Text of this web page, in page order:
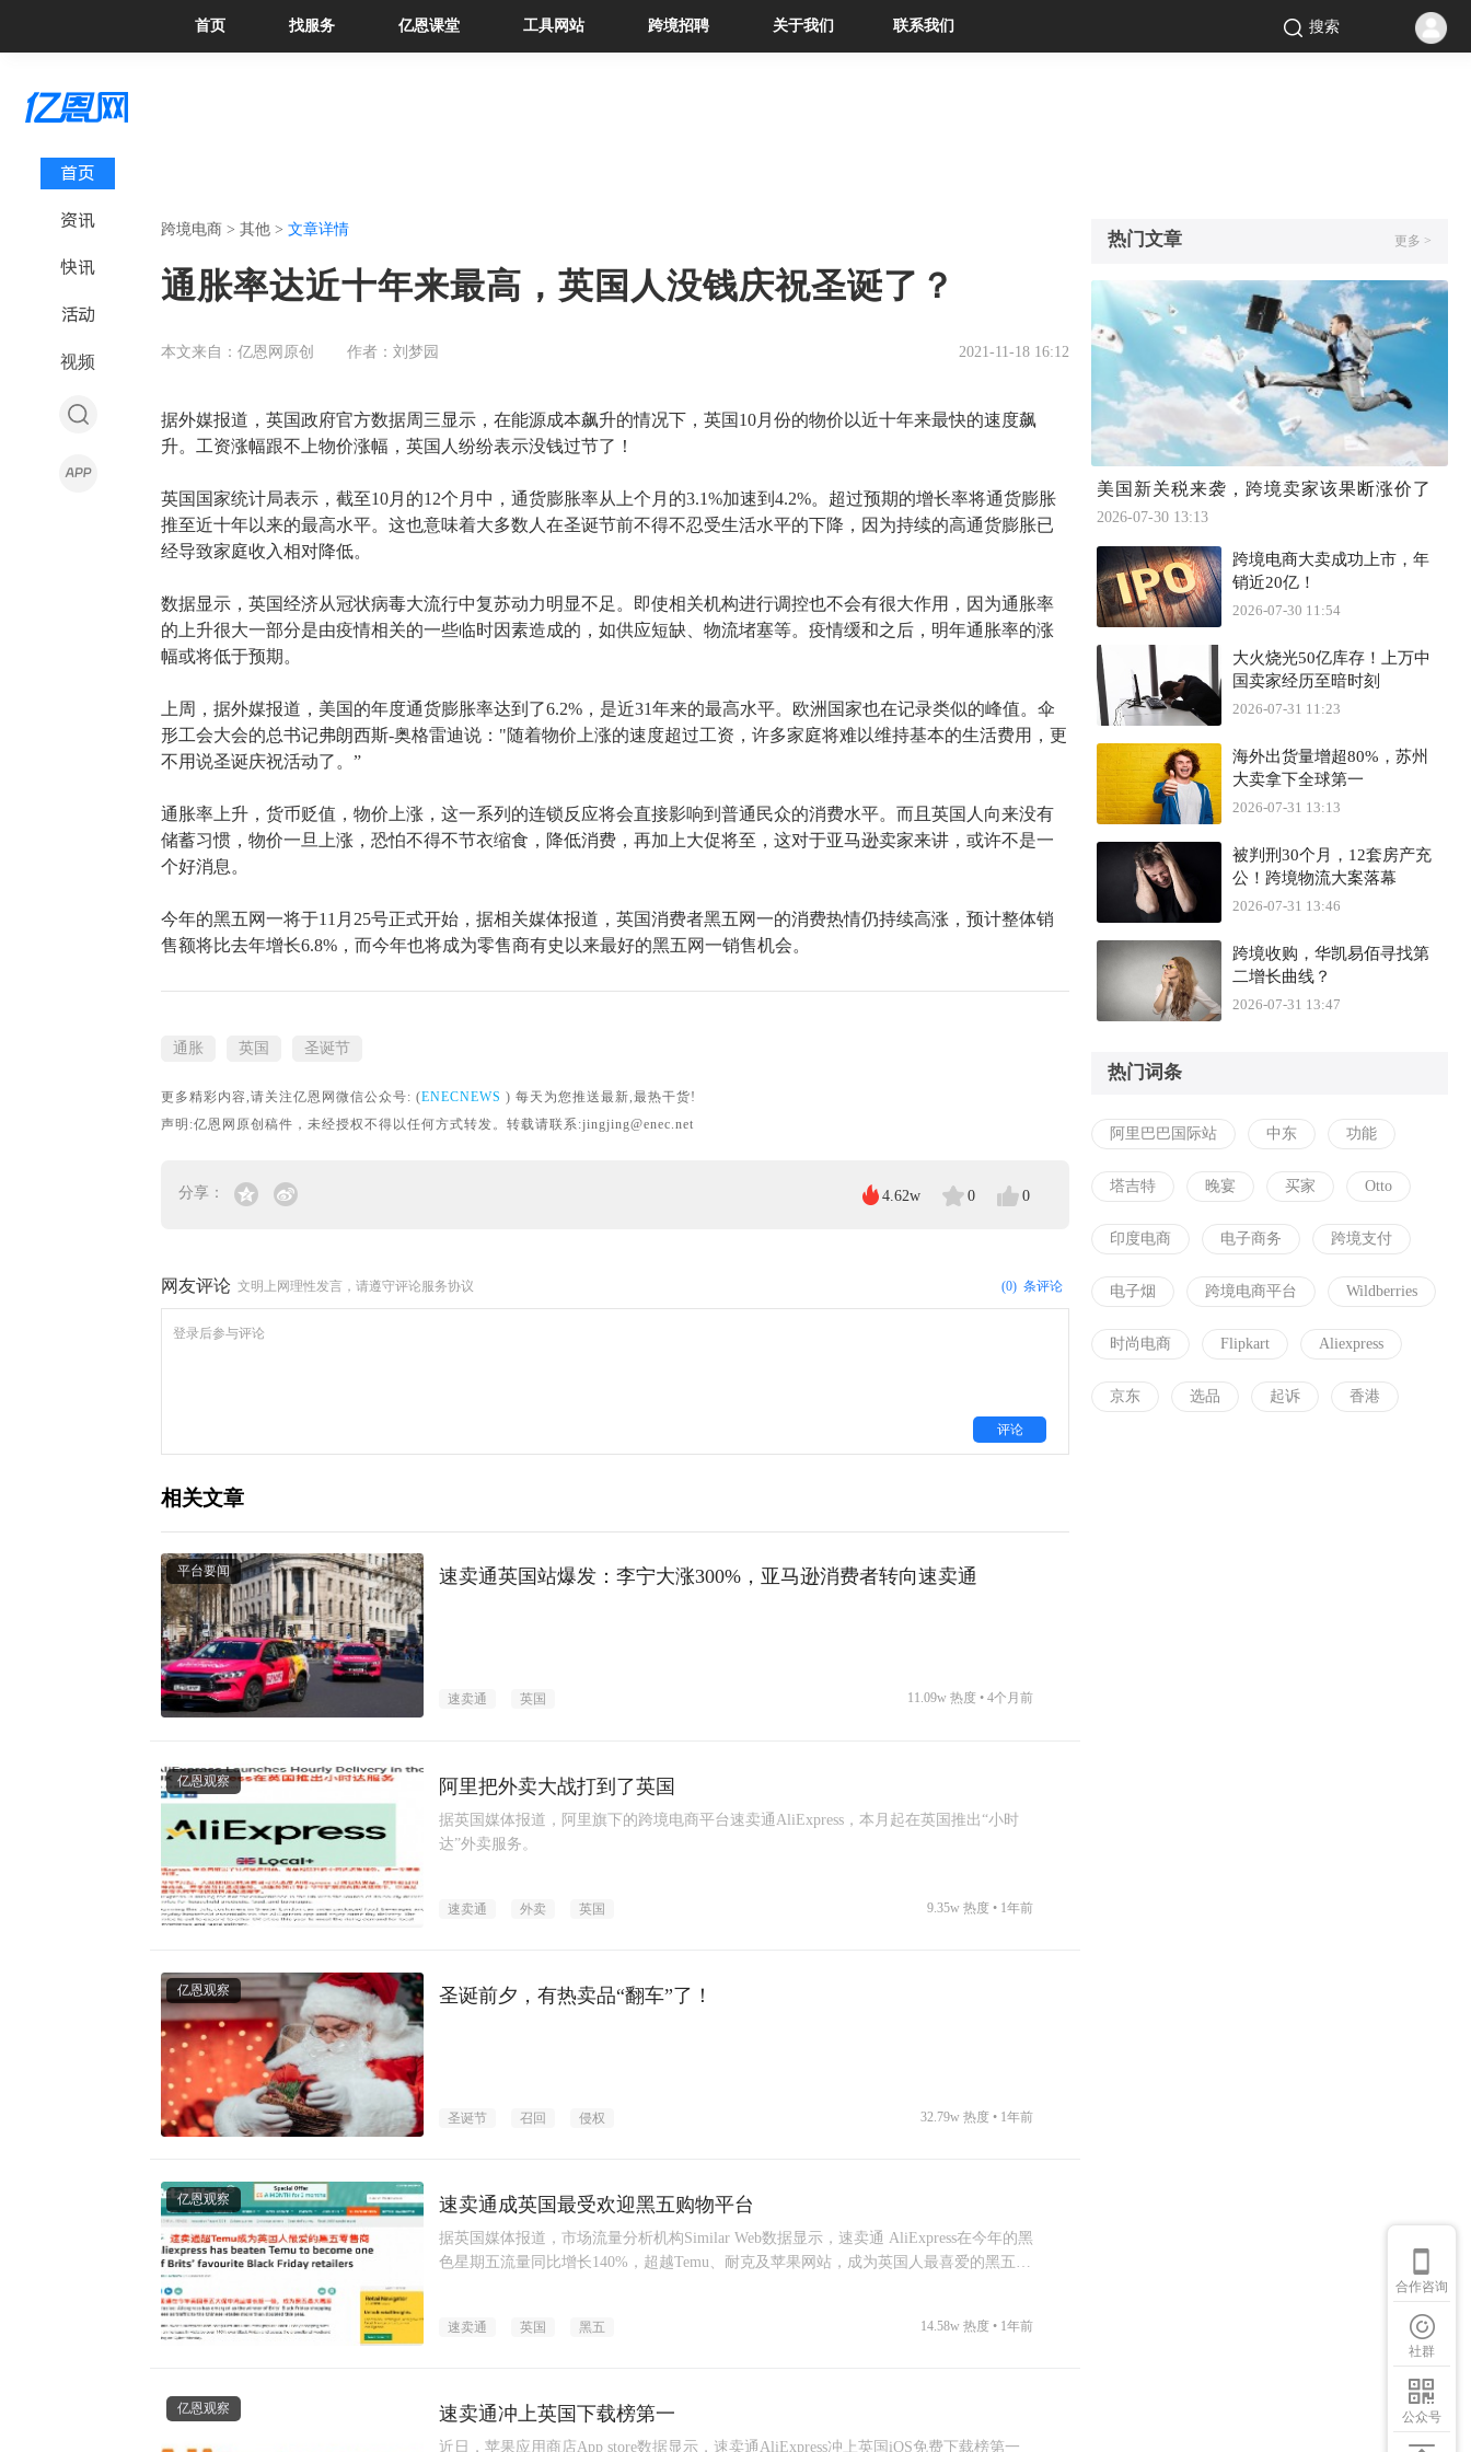
首页 找服务 亿恩课堂 工具网站 跨境招聘 关于我们 联系我们 搜索
首页
资讯
快讯
活动
视频
跨境电商 > 其他 > 文章详情
通胀率达近十年来最高，英国人没钱庆祝圣诞了？
本文来自：亿恩网原创 作者：刘梦园 2021-11-18 16:12
据外媒报道，英国政府官方数据周三显示，在能源成本飙升的情况下，英国 10月份的物价 以近十年来最快的速度飙
升。 工资涨幅跟不上物价涨幅，英国人纷纷表示没钱过节了！
英国 国家统计局表示，截至10月的12个月中，通货膨胀率从上个月的3.1%加速到4.2%。超过预期的增长率将通货膨胀
推至近十年以来的最高水平。 这也意味着大多数人在圣诞节前不得不忍受生活水平的下降，因为持续的高通货膨胀已
经导致家庭收入相对降低。
数据显示， 英国经济从冠状病毒大流行中复苏动力明显不足 。 即使相关机构进行调控也不会有很大作用，因为通胀率
的 上升很大一部分是由疫情相关的一些临时因素造成的，如供应短缺
物流堵塞等。疫情缓和之后，明年通胀率的涨
幅或将低于预期。
上周， 据外媒报道， 美国 的年度通货膨胀率达到了6.2% ，是近31年来的最高水平。欧洲国家也在记录类似的峰值。 伞
形工会大会的总书记弗朗西斯-奥格雷迪说："随着物价上涨的速度超过工资，许多家庭将难以维持基本的生活费用，更
不用说圣诞庆祝活动了。 ”
通胀率上升，货币贬值，物价上涨，这一系列的连锁反应将会直接影响到普通民众的消费水平。而且英国人向来没有
储蓄习惯，物价一旦上涨，恐怕不得不节衣缩食，降低消费，再加上大促将至，这对于亚马逊卖家来讲，或许不是一
个好消息。
今年的黑五网一将于11月25号正式开始，据相关媒体报道， 英国消费者黑五网一的消费热情仍持续高涨，预计整体销
售额将比去年增长6.8%，而今年也将成为零售商有史以来最好的黑五网一销售机会。
通胀 英国 圣诞节
更多精彩内容,请关注亿恩网微信公众号: (ENECNEWS ) 每天为您推送最新,最热干货!
声明:亿恩网原创稿件，未经授权不得以任何方式转发。转载请联系:jingjing@enec.net
分享： 4.62w 0 0
网友评论 文明上网理性发言，请遵守评论服务协议 (0) 条评论
评论
相关文章
平台要闻 速卖通英国站爆发：李宁大涨300%，亚马逊消费者转向速卖通
速卖通 英国 4个月前
11.09w 热度 •
亿恩观察 阿里把外卖大战打到了英国
据英国媒体报道，阿里旗下的跨境电商平台速卖通AliExpress，本月起在英国推出“小时
达”外卖服务。
速卖通 外卖 英国 1年前
9.35w 热度 •
亿恩观察 圣诞前夕，有热卖品“翻车”了！
圣诞节 召回 侵权 1年前
32.79w 热度 •
亿恩观察 速卖通成英国最受欢迎黑五购物平台
据英国媒体报道，市场流量分析机构Similar Web数据显示，速卖通 AliExpress在今年的黑
色星期五流量同比增长140%，超越Temu、耐克及苹果网站，成为英国人最喜爱的黑五购
速卖通 英国 黑五 1年前
14.58w 热度 •
亿恩观察 速卖通冲上英国下载榜第一
近日，苹果应用商店App store数据显示，速卖通AliExpress冲上英国iOS免费下载榜第一
热门文章 更多 >
美国新关税来袭，跨境卖家该果断涨价了
2026-07-30 13:13
跨境电商大卖成功上市，年
销近20亿！
2026-07-30 11:54
大火烧光50亿库存！上万中
国卖家经历至暗时刻
2026-07-31 11:23
海外出货量增超80%，苏州
大卖拿下全球第一
2026-07-31 13:13
被判刑30个月，12套房产充
公！跨境物流大案落幕
2026-07-31 13:46
跨境收购，华凯易佰寻找第
二增长曲线？
2026-07-31 13:47
热门词条
阿里巴巴国际站 中东 功能
塔吉特 晚宴 买家 Otto
印度电商 电子商务 跨境支付
电子烟 跨境电商平台 Wildberries
时尚电商 Flipkart Aliexpress
京东 选品 起诉 香港
合作咨询
社群
公众号